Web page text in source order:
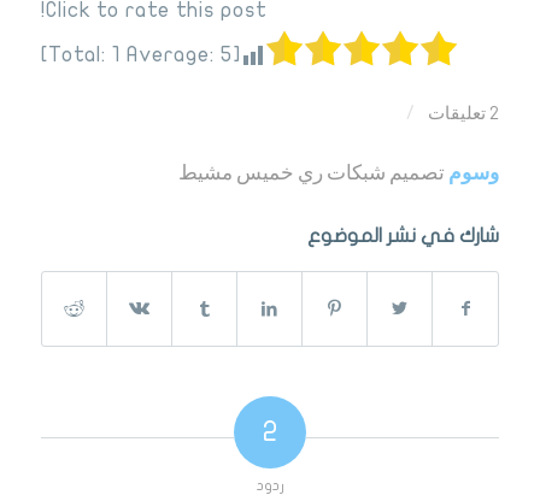
Click to rate this post!
[Total:
1 Average: 5
]
2 تعليقات /
وسوم تصميم شبكات ري خميس مشيط
شارك في نشر الموضوع
2
ردود